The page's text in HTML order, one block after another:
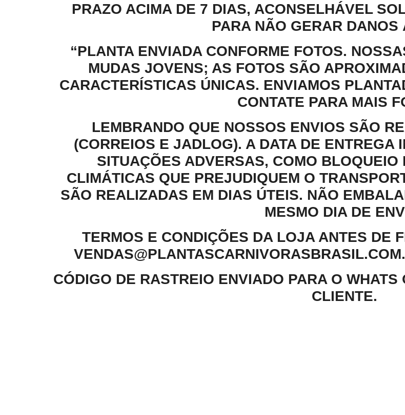
PRAZO ACIMA DE 7 DIAS, ACONSELHÁVEL
PARA NÃO GERAR DANOS
“PLANTA ENVIADA CONFORME FOTOS.
MUDAS JOVENS; AS FOTOS SÃO
CARACTERÍSTICAS ÚNICAS. ENVIAMOS
CONTATE PARA MAIS
LEMBRANDO QUE NOSSOS ENVIOS SÃO
(CORREIOS E JADLOG). A DATA DE ENTREGA
SITUAÇÕES ADVERSAS, COMO
CLIMÁTICAS QUE PREJUDIQUEM O
SÃO REALIZADAS EM DIAS ÚTEIS. NÃO
MESMO DIA DE
TERMOS E CONDIÇÕES DA LOJA ANTES DE
CÓDIGO DE RASTREIO ENVIADO PARA O
CLIENTE.